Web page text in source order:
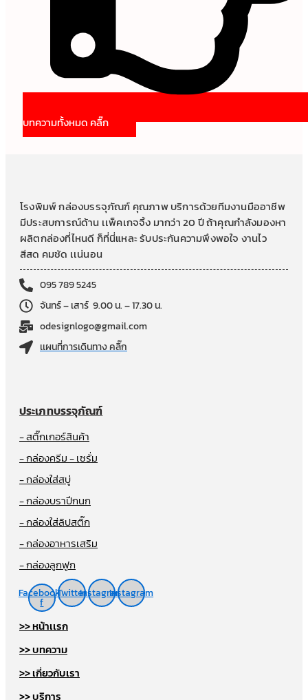
บทความทั้งหมด คลิ๊ก
โรงพิมพ์ กล่องบรรจุภัณฑ์ คุณภาพ บริการด้วยทีมงานมืออาชีพ
มีประสบการณ์ด้าน เเพ็คเกจจิ้ง มากว่า 20 ปี ถ้าคุณกำลังมองหา
ผลิตกล่องที่ไหนดี ก็ที่นี่แหละ รับประกันความพึงพอใจ งานไว
สีสด คมชัด เเน่นอน
095 789 5245
จันทร์ – เสาร์ 9.00 น. – 17.30 น.
odesignlogo@gmail.com
เเผนที่การเดินทาง คลิ๊ก
ประเภทบรรจุภัณฑ์
- สติ๊กเกอร์สินค้า
- กล่องครีม - เซรั่ม
- กล่องใส่สบู่
- กล่องบราปีกนก
- กล่องใส่ลิปสติ๊ก
- กล่องอาหารเสริม
- กล่องลูกฟูก
Facebook-
f
TwitterInstagramInstagram
>> หน้าเเรก
>> บทความ
>> เกี่ยวกับเรา
>> บริการ